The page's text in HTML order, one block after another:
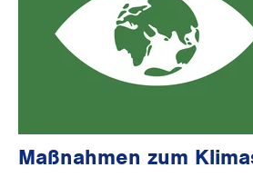
Maßnahmen zum